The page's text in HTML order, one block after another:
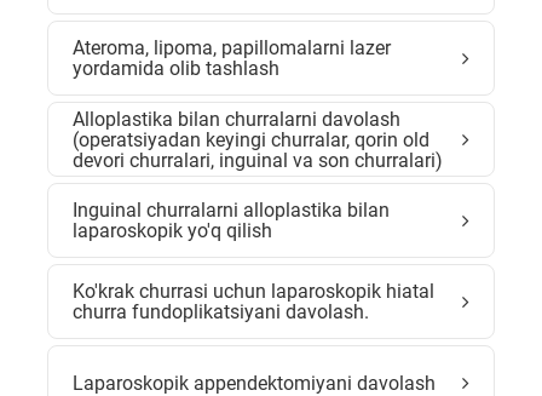
Ateroma, lipoma, papillomalarni lazer
yordamida olib tashlash
Alloplastika bilan churralarni davolash
(operatsiyadan keyingi churralar, qorin old
devori churralari, inguinal va son churralari)
Inguinal churralarni alloplastika bilan
laparoskopik yo'q qilish
Ko'krak churrasi uchun laparoskopik hiatal
churra fundoplikatsiyani davolash.
Laparoskopik appendektomiyani davolash